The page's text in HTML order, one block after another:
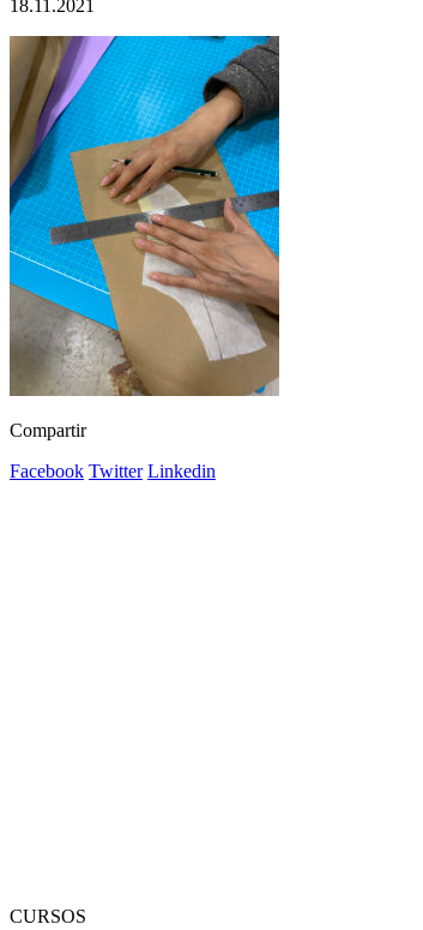
18.11.2021
Compartir
Facebook Twitter Linkedin
CURSOS